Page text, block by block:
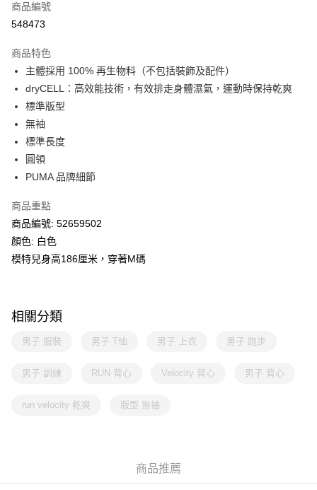
線上付款
Alipay, PayMe, WeChat Pay, UnionPay, FPS
送貨方式
單筆訂單淨值滿$399可享免運費優惠
每筆HK$30.00，滿HK$399.00或以上免運費
滿$599可享澳門免運費優惠
商品編號
548473
商品特色
主體採用 100% 再生物料（不包括裝飾及配件）
dryCELL：高效能技術，有效排走身體濕氣，運動時保持乾爽
標準版型
無袖
標準長度
圓領
PUMA 品牌細節
商品重點
商品編號: 52659502
顏色: 白色
模特兒身高186厘米，穿著M碼
相關分類
男子 服裝 男子 T恤 男子 上衣 男子 跑步
男子 訓練 RUN 背心 Velocity 背心 男子 背心
run velocity 乾爽 版型 無袖
商品推薦